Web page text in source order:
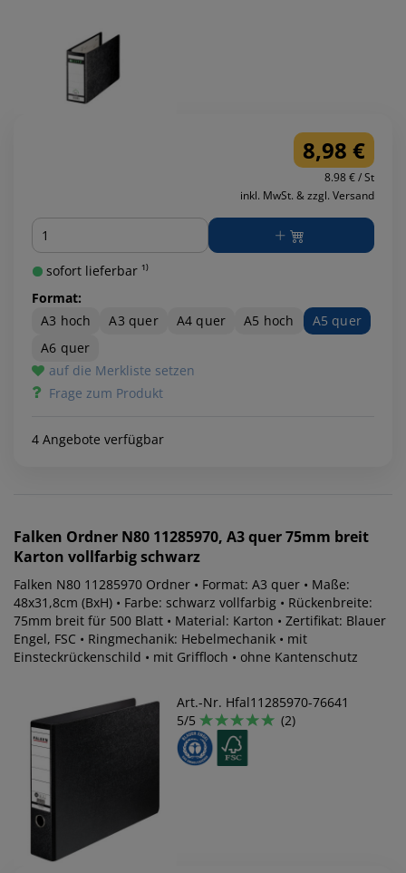
8,98 €
8.98 € / St
inkl. MwSt. & zzgl. Versand
Menge
sofort lieferbar ¹⁾
Format:
A3 hoch
A3 quer A4 quer A5 hoch
A5 quer
A6 quer
auf die Merkliste setzen
Frage zum Produkt
4 Angebote verfügbar
Falken Ordner N80 11285970, A3 quer 75mm breit
Karton vollfarbig schwarz
Falken N80 11285970 Ordner • Format: A3 quer • Maße:
48x31,8cm (BxH) • Farbe: schwarz vollfarbig • Rückenbreite:
75mm breit für 500 Blatt • Material: Karton • Zertifikat: Blauer
Engel, FSC • Ringmechanik: Hebelmechanik • mit
Einsteckrückenschild • mit Griffloch • ohne Kantenschutz
Art.-Nr. Hfal11285970-76641
5/5
(2)